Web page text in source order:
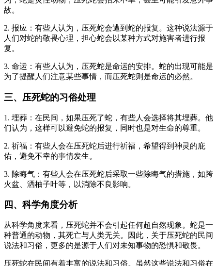
故。
2. 报应：有些人认为，压死蛇会遭到蛇的报复。这种说法源于
人们对蛇的敬畏心理，担心蛇会以某种方式对施害者进行报
复。
3. 命运：有些人认为，压死蛇是命运的安排。蛇的出现可能是
为了提醒人们注意某些事情，而压死蛇则是命运的必然。
三、压死蛇的习俗处理
1. 埋葬：在民间，如果压死了蛇，有些人会选择将其埋葬。他
们认为，这样可以避免蛇的报复，同时也是对生命的尊重。
2. 祈福：有些人会在压死蛇后进行祈福，希望得到神灵的庇
佑，避免不幸的事情发生。
3. 除晦气：有些人会在压死蛇后采取一些除晦气的措施，如跨
火盆、洒柚子叶等，以消除不良影响。
四、科学角度分析
从科学角度来看，压死蛇并不会引起任何超自然现象。蛇是一
种普通的动物，其死亡与人类无关。因此，关于压死蛇的民间
说法和习俗，更多的是源于人们对未知事物的恐惧和敬畏。
压死蛇在民间有着丰富的说法和习俗。虽然这些说法和习俗在